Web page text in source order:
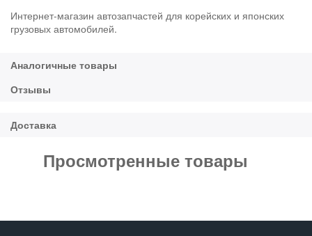
Интернет-магазин автозапчастей для корейских и японских
грузовых автомобилей.
Просмотренные товары